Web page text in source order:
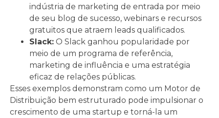
indústria de marketing de entrada por meio
de seu blog de sucesso, webinars e recursos
gratuitos que atraem leads qualificados.
Slack: O Slack ganhou popularidade por
meio de um programa de referência,
marketing de influência e uma estratégia
eficaz de relações públicas.
Esses exemplos demonstram como um Motor de
Distribuição bem estruturado pode impulsionar o
crescimento de uma startup e torná-la um